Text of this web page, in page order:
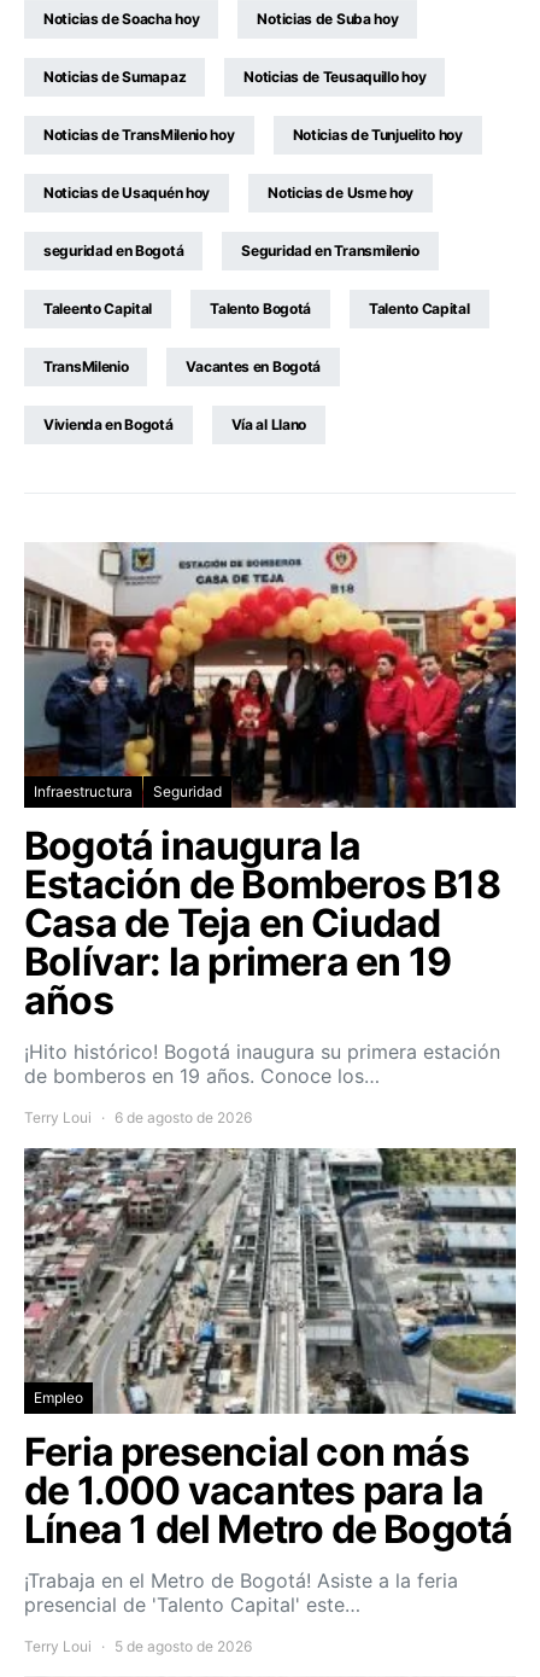
Noticias de Soacha hoy Noticias de Suba hoy
Noticias de Sumapaz Noticias de Teusaquillo hoy
Noticias de TransMilenio hoy Noticias de Tunjuelito hoy
Noticias de Usaquén hoy Noticias de Usme hoy
seguridad en Bogotá Seguridad en Transmilenio
Taleento Capital Talento Bogotá Talento Capital
TransMilenio Vacantes en Bogotá
Vivienda en Bogotá Vía al Llano
Infraestructura Seguridad
Bogotá inaugura la
Estación de Bomberos B18
Casa de Teja en Ciudad
Bolívar: la primera en 19
años
¡Hito histórico! Bogotá inaugura su primera estación
de bomberos en 19 años. Conoce los…
Terry Loui 6 de agosto de 2026
Empleo
Feria presencial con más
de 1.000 vacantes para la
Línea 1 del Metro de Bogotá
¡Trabaja en el Metro de Bogotá! Asiste a la feria
presencial de 'Talento Capital' este…
Terry Loui 5 de agosto de 2026